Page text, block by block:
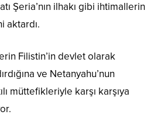
Şeria’nın ilhakı gibi ihtimallerin
aktardı.
Filistin’in devlet olarak
ve Netanyahu’nun
müttefikleriyle karşı karşıya